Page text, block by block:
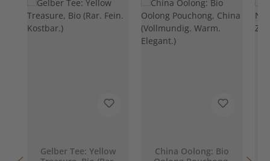
Gelber Tee: Yellow
China Oolong: Bio